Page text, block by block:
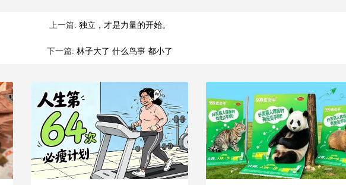
上一篇: 独立，才是力量的开始。
下一篇: 林子大了 什么鸟事 都小了